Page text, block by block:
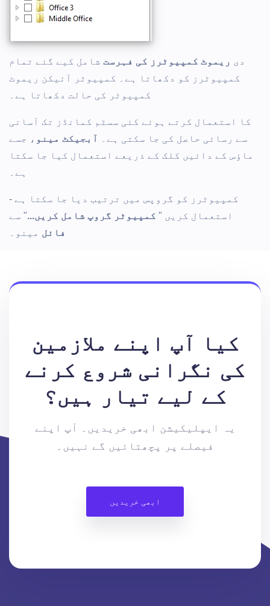
دی ریموٹ کمپیوٹرز کی فہرست شامل کیے گئے تمام
کمپیوٹرز کو دکھاتا ہے۔ کمپیوٹر آئیکن ریموٹ
کمپیوٹر کی حالت دکھاتا ہے۔
کا استعمال کرتے ہوئے کئی سسٹم کمانڈز تک آسانی
سے رسائی حاصل کی جا سکتی ہے۔
آبجیکٹ مینو ، جسے
ماؤس کے دائیں کلک کے ذریعے استعمال کیا جا سکتا
ہے۔
کمپیوٹرز کو گروپس میں ترتیب دیا جا سکتا ہے -
استعمال کریں " کمپیوٹر گروپ شامل کریں..." سے
فائل مینو۔
کیا آپ اپنے ملازمین
کی نگرانی شروع کرنے
کے لیے تیار ہیں؟
یہ ایپلیکیشن ابھی خریدیں۔ آپ اپنے
فیصلے پر پچھتائیں گے نہیں۔
ابھی خریدیں